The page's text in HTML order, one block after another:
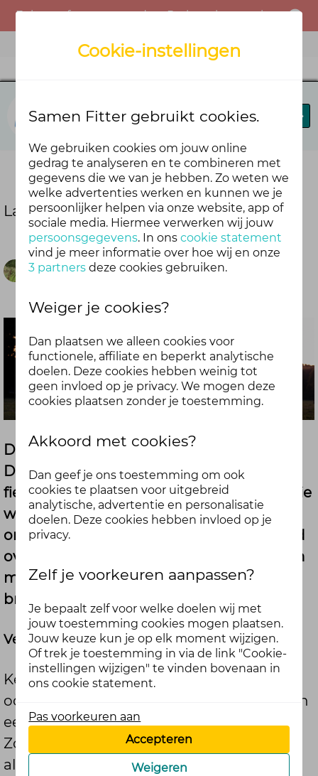
Fit in je vel
Deel deze blog
Laat je verwonderen door de natuur
Tjisse
De natuur is bijzonder, kijk en verwonder!
De zomer was perfect om te genieten van
fietsen, wandelen, zwemmen en het mooie
weer. Misschien heb je zelfs een nieuwe
omgeving verkend en je daar verwonderd
over de prachtige natuur. Dat is niet alleen
mooi, maar ook nog eens goed voor je
brein!
Verwonderen maakt je vrolijk
Ken je dat gevoel? Plotseling sta je oog in
oog met een ree in het bos of geniet je van
een adembenemende zonsondergang.
Zo'n moment van verwondering is niet
alleen magisch, maar ook goed voor je
Cookie-instellingen
Samen Fitter gebruikt cookies.
We gebruiken cookies om jouw online
gedrag te analyseren en te combineren met
gegevens die we van je hebben. Zo weten we
welke advertenties werken en kunnen we je
persoonlijker helpen via onze website, app of
sociale media. Hiermee verwerken wij jouw
persoonsgegevens. In onscookie statement
vind je meer informatie over hoe wij en onze
3 partners deze cookies gebruiken.
Weiger je cookies?
Dan plaatsen we alleen cookies voor
functionele, affiliate en beperkt analytische
doelen. Deze cookies hebben weinig tot
geen invloed op je privacy. We mogen deze
cookies plaatsen zonder je toestemming.
Akkoord met cookies?
Dan geef je ons toestemming om ook
cookies te plaatsen voor uitgebreid
analytische, advertentie en personalisatie
doelen. Deze cookies hebben invloed op je
privacy.
Zelf je voorkeuren aanpassen?
Je bepaalt zelf voor welke doelen wij met
jouw toestemming cookies mogen plaatsen.
Jouw keuze kun je op elk moment wijzigen.
Of trek je toestemming in via de link "Cookie-
instellingen wijzigen" te vinden bovenaan in
ons cookie statement.
Pas voorkeuren aan
Accepteren
Weigeren
Er is een fout opgetreden. Probeer het opnieuw of neem contact op met de beheerder.